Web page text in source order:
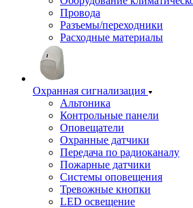
Провода
Разъемы/переходники
Расходные материалы
Охранная сигнализация
Альтоника
Контрольные панели
Оповещатели
Охранные датчики
Передача по радиоканалу
Пожарные датчики
Системы оповещения
Тревожные кнопки
LED освещение